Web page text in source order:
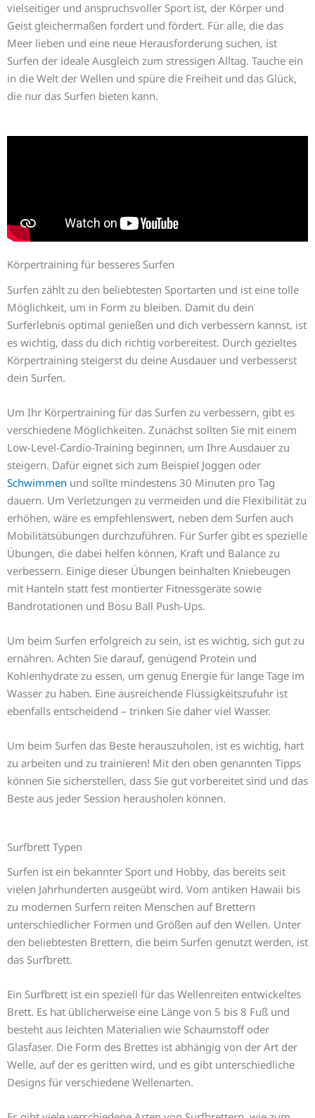
vielseitiger und anspruchsvoller Sport ist, der Körper und
Geist gleichermaßen fordert und fördert. Für alle, die das
Meer lieben und eine neue Herausforderung suchen, ist
Surfen der ideale Ausgleich zum stressigen Alltag. Tauche ein
in die Welt der Wellen und spüre die Freiheit und das Glück,
die nur das Surfen bieten kann.
Körpertraining für besseres Surfen
Surfen zählt zu den beliebtesten Sportarten und ist eine tolle
Möglichkeit, um in Form zu bleiben. Damit du dein
Surferlebnis optimal genießen und dich verbessern kannst, ist
es wichtig, dass du dich richtig vorbereitest. Durch gezieltes
Körpertraining steigerst du deine Ausdauer und verbesserst
dein Surfen.
Um Ihr Körpertraining für das Surfen zu verbessern, gibt es
verschiedene Möglichkeiten. Zunächst sollten Sie mit einem
Low-Level-Cardio-Training beginnen, um Ihre Ausdauer zu
steigern. Dafür eignet sich zum Beispiel Joggen oder
Schwimmen und sollte mindestens 30 Minuten pro Tag
dauern. Um Verletzungen zu vermeiden und die Flexibilität zu
erhöhen, wäre es empfehlenswert, neben dem Surfen auch
Mobilitätsübungen durchzuführen. Für Surfer gibt es spezielle
Übungen, die dabei helfen können, Kraft und Balance zu
verbessern. Einige dieser Übungen beinhalten Kniebeugen
mit Hanteln statt fest montierter Fitnessgeräte sowie
Bandrotationen und Bosu Ball Push-Ups.
Um beim Surfen erfolgreich zu sein, ist es wichtig, sich gut zu
ernähren. Achten Sie darauf, genügend Protein und
Kohlenhydrate zu essen, um genug Energie für lange Tage im
Wasser zu haben. Eine ausreichende Flüssigkeitszufuhr ist
ebenfalls entscheidend – trinken Sie daher viel Wasser.
Um beim Surfen das Beste herauszuholen, ist es wichtig, hart
zu arbeiten und zu trainieren! Mit den oben genannten Tipps
können Sie sicherstellen, dass Sie gut vorbereitet sind und das
Beste aus jeder Session herausholen können.
Surfbrett Typen
Surfen ist ein bekannter Sport und Hobby, das bereits seit
vielen Jahrhunderten ausgeübt wird. Vom antiken Hawaii bis
zu modernen Surfern reiten Menschen auf Brettern
unterschiedlicher Formen und Größen auf den Wellen. Unter
den beliebtesten Brettern, die beim Surfen genutzt werden, ist
das Surfbrett.
Ein Surfbrett ist ein speziell für das Wellenreiten entwickeltes
Brett. Es hat üblicherweise eine Länge von 5 bis 8 Fuß und
besteht aus leichten Materialien wie Schaumstoff oder
Glasfaser. Die Form des Brettes ist abhängig von der Art der
Welle, auf der es geritten wird, und es gibt unterschiedliche
Designs für verschiedene Wellenarten.